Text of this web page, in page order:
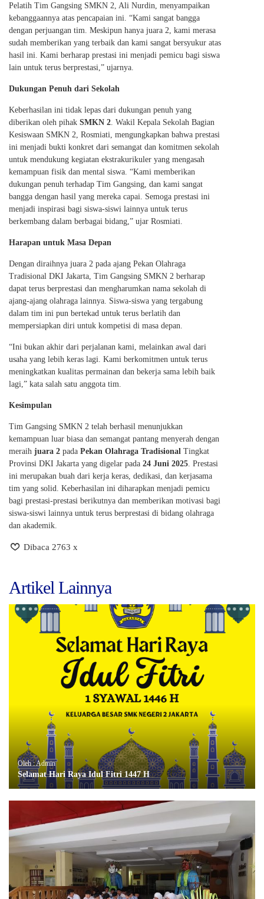
Pelatih Tim Gangsing SMKN 2, Ali Nurdin, menyampaikan
kebanggaannya atas pencapaian ini. “Kami sangat bangga
dengan perjuangan tim. Meskipun hanya juara 2, kami merasa
sudah memberikan yang terbaik dan kami sangat bersyukur atas
hasil ini. Kami berharap prestasi ini menjadi pemicu bagi siswa
lain untuk terus berprestasi,” ujarnya.
Dukungan Penuh dari Sekolah
Keberhasilan ini tidak lepas dari dukungan penuh yang
diberikan oleh pihak SMKN 2 . Wakil Kepala Sekolah Bagian
Kesiswaan SMKN 2, Rosmiati, mengungkapkan bahwa prestasi
ini menjadi bukti konkret dari semangat dan komitmen sekolah
untuk mendukung kegiatan ekstrakurikuler yang mengasah
kemampuan fisik dan mental siswa. “Kami memberikan
dukungan penuh terhadap Tim Gangsing, dan kami sangat
bangga dengan hasil yang mereka capai. Semoga prestasi ini
menjadi inspirasi bagi siswa-siswi lainnya untuk terus
berkembang dalam berbagai bidang,” ujar Rosmiati.
Harapan untuk Masa Depan
Dengan diraihnya juara 2 pada ajang Pekan Olahraga
Tradisional DKI Jakarta, Tim Gangsing SMKN 2 berharap
dapat terus berprestasi dan mengharumkan nama sekolah di
ajang-ajang olahraga lainnya. Siswa-siswa yang tergabung
dalam tim ini pun bertekad untuk terus berlatih dan
mempersiapkan diri untuk kompetisi di masa depan.
“Ini bukan akhir dari perjalanan kami, melainkan awal dari
usaha yang lebih keras lagi. Kami berkomitmen untuk terus
meningkatkan kualitas permainan dan bekerja sama lebih baik
lagi,” kata salah satu anggota tim.
Kesimpulan
Tim Gangsing SMKN 2 telah berhasil menunjukkan
kemampuan luar biasa dan semangat pantang menyerah dengan
meraih juara 2 pada Pekan Olahraga Tradisional Tingkat
Provinsi DKI Jakarta yang digelar pada 24 Juni 2025 . Prestasi
ini merupakan buah dari kerja keras, dedikasi, dan kerjasama
tim yang solid. Keberhasilan ini diharapkan menjadi pemicu
bagi prestasi-prestasi berikutnya dan memberikan motivasi bagi
siswa-siswi lainnya untuk terus berprestasi di bidang olahraga
dan akademik.
Dibaca 2763 x
Artikel Lainnya
Oleh : Admin
Selamat Hari Raya Idul Fitri 1447 H